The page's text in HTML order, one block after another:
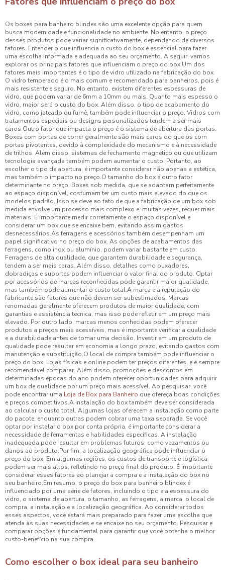
Os boxes para banheiro blindex são uma excelente opção para quem
busca modernidade e funcionalidade no ambiente. No entanto, o preço
desses produtos pode variar significativamente, dependendo de diversos
fatores. Entender o que influencia o custo do box é essencial para fazer
uma escolha informada e adequada ao seu orçamento. A seguir, vamos
explorar os principais fatores que influenciam o preço do box.Um dos
fatores mais importantes é o tipo de vidro utilizado na fabricação do box.
O vidro temperado é o mais comum e recomendado para banheiros, pois é
mais resistente e seguro. No entanto, existem diferentes espessuras de
vidro, que podem variar de 6mm a 10mm ou mais. Quanto mais espesso o
vidro, maior será o custo do box. Além disso, o tipo de acabamento do
vidro, como jateado ou fumê, também pode influenciar o preço. Vidros com
tratamentos especiais ou designs personalizados tendem a ser mais
caros.Outro fator que impacta o preço é o sistema de abertura das portas.
Boxes com portas de correr geralmente são mais caros do que os com
portas pivotantes, devido à complexidade do mecanismo e à necessidade
de trilhos. Além disso, sistemas de fechamento magnético ou que utilizam
tecnologia avançada também podem aumentar o custo. Portanto, ao
escolher o tipo de abertura, é importante considerar não apenas a estética,
mas também o impacto no preço.O tamanho do box é outro fator
determinante no preço. Boxes sob medida, que se adaptam perfeitamente
ao espaço disponível, costumam ter um custo mais elevado do que os
modelos padrão. Isso se deve ao fato de que a fabricação de um box sob
medida envolve um processo mais complexo e, muitas vezes, requer mais
materiais. É importante medir corretamente o espaço disponível e
considerar um box que se encaixe bem, evitando assim gastos
desnecessários.As ferragens e acessórios também desempenham um
papel significativo no preço do box. As opções de acabamentos das
ferragens, como inox ou alumínio, podem variar bastante em custo.
Ferragens de alta qualidade, que garantem durabilidade e segurança,
tendem a ser mais caras. Além disso, detalhes como puxadores,
dobradiças e suportes podem influenciar o valor final do produto. Optar
por acessórios de marcas reconhecidas pode garantir maior qualidade,
mas também pode aumentar o custo total.A marca e a reputação do
fabricante são fatores que não devem ser subestimados. Marcas
renomadas geralmente oferecem produtos de maior qualidade, com
garantias e assistência técnica, mas isso pode refletir em um preço mais
elevado. Por outro lado, marcas menos conhecidas podem oferecer
produtos a preços mais acessíveis, mas é importante verificar a qualidade
e a durabilidade antes de tomar uma decisão. Investir em um produto de
qualidade pode resultar em economia a longo prazo, evitando gastos com
manutenção e substituição.O local de compra também pode influenciar o
preço do box. Lojas físicas e online podem ter preços diferentes, e é sempre
recomendável comparar. Além disso, promoções e descontos em
determinadas épocas do ano podem oferecer oportunidades para adquirir
um box de qualidade por um preço mais acessível. Ao pesquisar, você
pode encontrar uma Loja de Box para Banheiro que ofereça boas condições
e preços competitivos.A instalação do box também deve ser considerada
ao calcular o custo total. Algumas lojas oferecem a instalação como parte
do pacote, enquanto outras podem cobrar uma taxa separada. Se você
optar por instalar o box por conta própria, é importante considerar a
necessidade de ferramentas e habilidades específicas. A instalação
inadequada pode resultar em problemas futuros, como vazamentos ou
danos ao produto.Por fim, a localização geográfica pode influenciar o
preço do box. Em algumas regiões, os custos de transporte e logística
podem ser mais altos, refletindo no preço final do produto. É importante
considerar esses fatores ao planejar a compra e a instalação do box no
seu banheiro.Em resumo, o preço do box para banheiro blindex é
influenciado por uma série de fatores, incluindo o tipo e a espessura do
vidro, o sistema de abertura, o tamanho, as ferragens, a marca, o local de
compra, a instalação e a localização geográfica. Ao considerar todos
esses aspectos, você estará mais preparado para fazer uma escolha que
atenda às suas necessidades e se encaixe no seu orçamento. Pesquisar e
comparar opções é fundamental para garantir que você obtenha o melhor
custo-benefício na sua compra.
Como escolher o box ideal para seu banheiro